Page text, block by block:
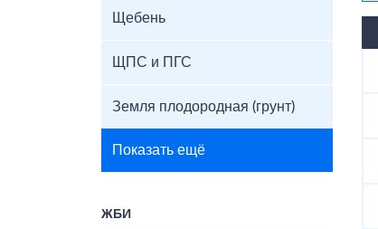
Щебень
ЩПС и ПГС
Земля плодородная (грунт)
Показать ещё
ЖБИ